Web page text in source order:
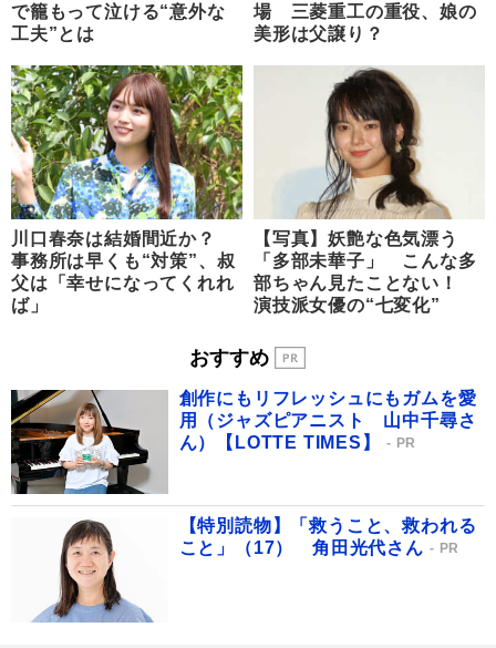
で籠もって泣ける“意外な
工夫”とは
場 三菱重工の重役、娘の
美形は父譲り？
川口春奈は結婚間近か？
事務所は早くも“対策”、叔
父は「幸せになってくれれ
ば」
【写真】妖艶な色気漂う
「多部未華子」 こんな多
部ちゃん見たことない！
演技派女優の“七変化”
おすすめ
創作にもリフレッシュにもガムを愛
用（ジャズピアニスト 山中千尋さ
ん）【LOTTE TIMES】
PR
【特別読物】「救うこと、救われる
こと」（17） 角田光代さん
PR